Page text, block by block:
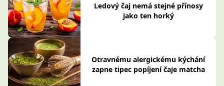
Ledový čaj nemá stejné přínosy
jako ten horký
Otravnému alergickému kýchání
zapne tipec popíjení čaje matcha